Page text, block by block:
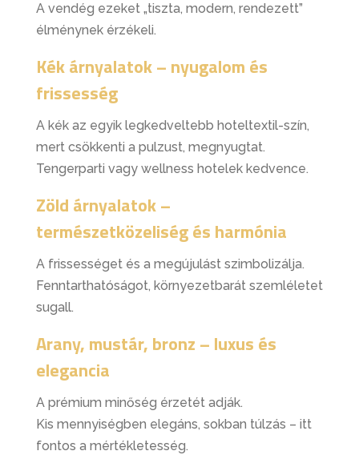
A vendég ezeket „tiszta, modern, rendezett”
élménynek érzékeli.
Kék árnyalatok – nyugalom és
frissesség
A kék az egyik legkedveltebb hoteltextil-szín,
mert csökkenti a pulzust, megnyugtat.
Tengerparti vagy wellness hotelek kedvence.
Zöld árnyalatok –
természetközeliség és harmónia
A frissességet és a megújulást szimbolizálja.
Fenntarthatóságot, környezetbarát szemléletet
sugall.
Arany, mustár, bronz – luxus és
elegancia
A prémium minőség érzetét adják.
Kis mennyiségben elegáns, sokban túlzás – itt
fontos a mértékletesség.